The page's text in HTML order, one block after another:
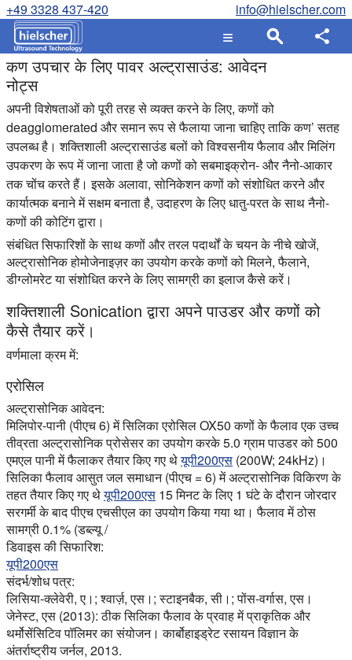
+49 3328 437-420 info@hielscher.com
कण उपचार के लिए पावर अल्ट्रासाउंड: आवेदन
नोट्स
अपनी विशेषताओं को पूरी तरह से व्यक्त करने के लिए, कणों को
deagglomerated और समान रूप से फैलाया जाना चाहिए ताकि कण’ सतह
उपलब्ध है। शक्तिशाली अल्ट्रासाउंड बलों को विश्वसनीय फैलाव और मिलिंग
उपकरण के रूप में जाना जाता है जो कणों को सबमाइक्रोन- और नैनो-आकार
तक चोंच करते हैं। इसके अलावा, सोनिकेशन कणों को संशोधित करने और
कार्यात्मक बनाने में सक्षम बनाता है, उदाहरण के लिए धातु-परत के साथ नैनो-
कणों की कोटिंग द्वारा।
संबंधित सिफारिशों के साथ कणों और तरल पदार्थों के चयन के नीचे खोजें,
अल्ट्रासोनिक होमोजेनाइज़र का उपयोग करके कणों को मिलने, फैलाने,
डीग्लोमरेट या संशोधित करने के लिए सामग्री का इलाज कैसे करें।
शक्तिशाली Sonication द्वारा अपने पाउडर और कणों को
कैसे तैयार करें।
वर्णमाला क्रम में:
एरोसिल
अल्ट्रासोनिक आवेदन:
मिलिपोर-पानी (पीएच 6) में सिलिका एरोसिल OX50 कणों के फैलाव एक उच्च
तीव्रता अल्ट्रासोनिक प्रोसेसर का उपयोग करके 5.0 ग्राम पाउडर को 500
एमएल पानी में फैलाकर तैयार किए गए थेयूपी200एस (200W; 24kHz)।
सिलिका फैलाव आसुत जल समाधान (पीएच = 6) में अल्ट्रासोनिक विकिरण के
तहत तैयार किए गए थेयूपी200एस 15 मिनट के लिए 1 घंटे के दौरान जोरदार
सरगर्मी के बाद पीएच एचसीएल का उपयोग किया गया था। फैलाव में ठोस
सामग्री 0.1% (डब्ल्यू /
डिवाइस की सिफारिश:
यूपी200एस
संदर्भ/शोध पत्र:
लिसिया-क्लेवेरी, ए।; श्वार्ज़, एस।; स्टाइनबैक, सी।; पोंस-वर्गास, एस।
जेनेस्ट, एस (2013): ठीक सिलिका फैलाव के प्रवाह में प्राकृतिक और
थर्मोसेंसिटिव पॉलिमर का संयोजन। कार्बोहाइड्रेट रसायन विज्ञान के
अंतर्राष्ट्रीय जर्नल, 2013.